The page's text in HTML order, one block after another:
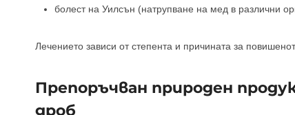
болест на Уилсън (натрупване на мед в различни
Лечението зависи от степента и причината за
Препоръчван природен
дроб